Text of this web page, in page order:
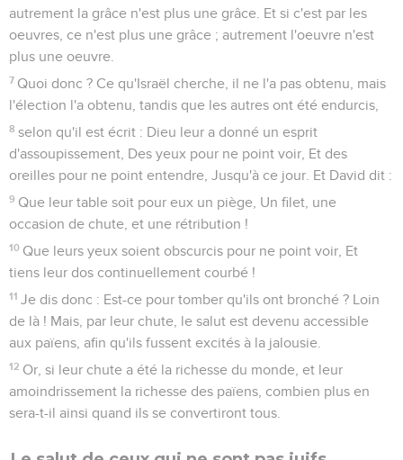
autrement la grâce n'est plus une grâce. Et si c'est par les
oeuvres, ce n'est plus une grâce ; autrement l'oeuvre n'est
plus une oeuvre.
7 Quoi donc ? Ce qu'Israël cherche, il ne l'a pas obtenu, mais
l'élection l'a obtenu, tandis que les autres ont été endurcis,
8 selon qu'il est écrit : Dieu leur a donné un esprit
d'assoupissement, Des yeux pour ne point voir, Et des
oreilles pour ne point entendre, Jusqu'à ce jour. Et David dit :
9 Que leur table soit pour eux un piège, Un filet, une
occasion de chute, et une rétribution !
10 Que leurs yeux soient obscurcis pour ne point voir, Et
tiens leur dos continuellement courbé !
11 Je dis donc : Est-ce pour tomber qu'ils ont bronché ? Loin
de là ! Mais, par leur chute, le salut est devenu accessible
aux païens, afin qu'ils fussent excités à la jalousie.
12 Or, si leur chute a été la richesse du monde, et leur
amoindrissement la richesse des païens, combien plus en
sera-t-il ainsi quand ils se convertiront tous.